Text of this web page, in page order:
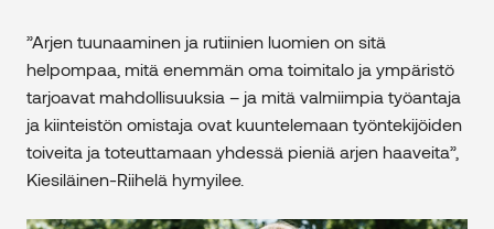
”Arjen tuunaaminen ja rutiinien luomien on sitä
helpompaa, mitä enemmän oma toimitalo ja ympäristö
tarjoavat mahdollisuuksia – ja mitä valmiimpia työantaja
ja kiinteistön omistaja ovat kuuntelemaan työntekijöiden
toiveita ja toteuttamaan yhdessä pieniä arjen haaveita”,
Kiesiläinen-Riihelä hymyilee.